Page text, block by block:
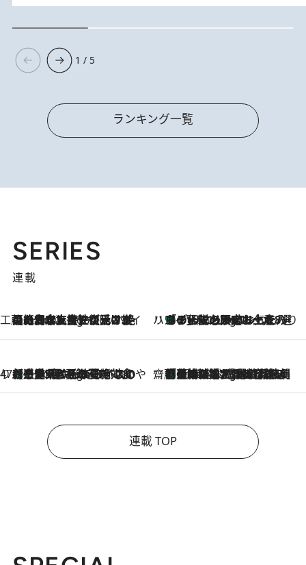
1 / 5
ランキング一覧
SERIES
連載
工藤まやのおもてなしハワイ
5 Hours Ago
【ハワイ土産】ローカルの絶大な支持で復活！ 絶品の幻クッキー《元ファンの日本人女性が受け継いだ名店》 ハワイ賢者 リサのお気に入りリスト5 Hours Ago
あの伝説の限定トートも！ リニューアルした「ディーン＆デルーカ ハワイ」で必須のお土産8選
47都道府県の手みやげ ひんやりスイーツで夏を満喫
5 Hours Ago
【三重県】この夏絶対食べたい 冷やしておいしいおやつ3選 お餅×アイスの新感覚スイーツ 齋藤 薫 美容脳ルネサンス
5 Hours Ago
「荷物が増えるほど旅ストレスは増す」美容ジャーナリストがたどり着いた最終結論。“化粧品を劇的に減らす”感動の凝縮美容とは
連載 TOP